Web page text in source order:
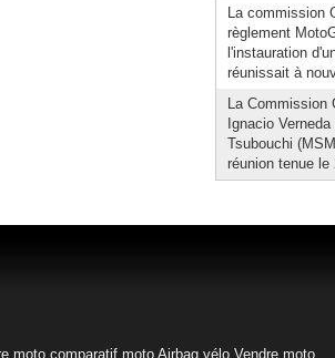
La commission
règlement
l'instauration
réunissait à
La Commission
Ignacio
Tsubouchi
réunion tenue
moto comparatif moto Airbag vélo Vendre moto